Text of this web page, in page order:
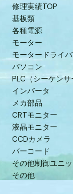
修理実績TOP
基板類
各種電源
モーター
モータードライ
パソコン
PLC（シーケンサ
インバータ
メカ部品
CRTモニター
液晶モニター
CCDカメラ
バーコード
その他制御ユニッ
その他